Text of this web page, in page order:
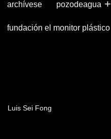
archívese +
pozodeagua
fundación el monitor plástico
Luis Sei Fong